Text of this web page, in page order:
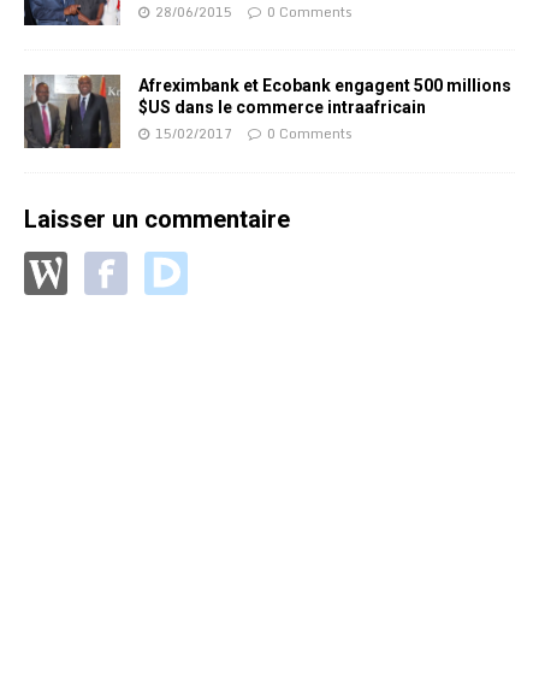
28/06/2015 0 Comments
Afreximbank et Ecobank engagent 500 millions
$US dans le commerce intraafricain
15/02/2017 0 Comments
Laisser un commentaire